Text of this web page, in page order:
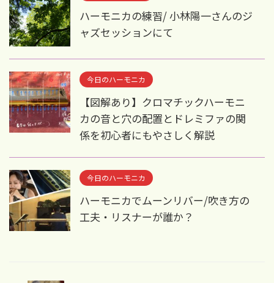
ハーモニカの練習/ 小林陽一さんのジ
ャズセッションにて
今日のハーモニカ
【図解あり】クロマチックハーモニ
カの音と穴の配置とドレミファの関
係を初心者にもやさしく解説
今日のハーモニカ
ハーモニカでムーンリバー/吹き方の
工夫・リスナーが誰か？